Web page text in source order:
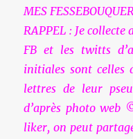
MES
RAPPEL : Je
FB et les twitts
initiales sont celles
lettres de leur
d’après photo web
liker, on peut